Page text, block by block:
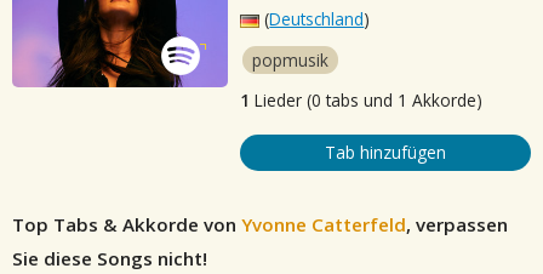
(Deutschland)
popmusik
1 Lieder (0 tabs und 1 Akkorde)
Tab hinzufügen
Top Tabs & Akkorde von Yvonne Catterfeld, verpassen
Sie diese Songs nicht!